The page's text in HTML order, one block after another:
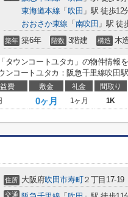
東海道本線 「 吹田 」駅 徒歩12
おおさか東線 「 南吹田 」駅 徒
築年 築6年 階数 3階建 構造 木
「タウンコートユタカ」の物件情報
ンコートユタカ：阪急千里線吹田
費 敷金 礼金 間取り
0ヶ月 1ヶ月 1K
住所 大阪府吹田市寿町２丁目17-19
交通